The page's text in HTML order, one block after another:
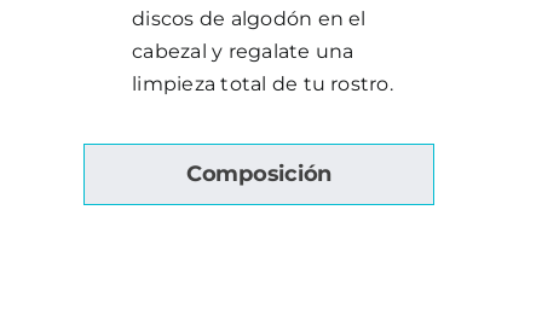
discos de algodón en el
cabezal y regalate una
limpieza total de tu rostro.
Composición